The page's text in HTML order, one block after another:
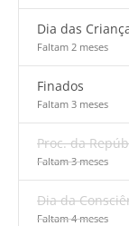
Dia das
Faltam 2 meses
Finados
Faltam 3 meses
Proc. da
Faltam 3 meses
Dia da
Faltam 4 meses